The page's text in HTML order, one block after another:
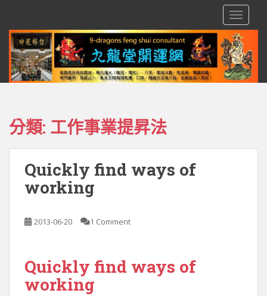
分類: 工作事業提昇法
Quickly find ways of
working
2013-06-20 1 Comment
Quickly find ways of
working